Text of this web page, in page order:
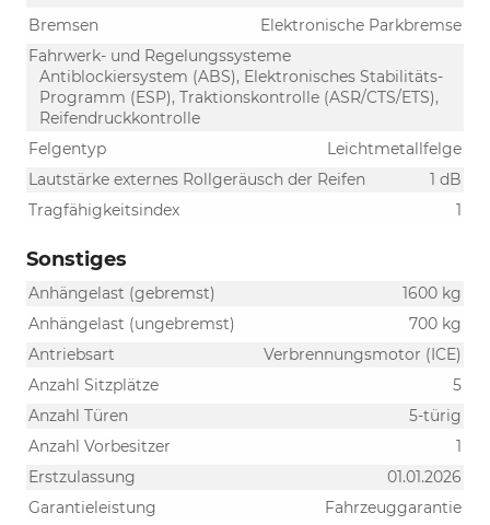
Bremsen
Elektronische Parkbremse
Fahrwerk- und Regelungssysteme
Antiblockiersystem (ABS), Elektronisches Stabilitäts-
Programm (ESP), Traktionskontrolle (ASR/CTS/ETS),
Reifendruckkontrolle
Felgentyp
Leichtmetallfelge
Lautstärke externes Rollgeräusch der Reifen
1 dB
Tragfähigkeitsindex
1
Sonstiges
Anhängelast (gebremst)
1600 kg
Anhängelast (ungebremst)
700 kg
Antriebsart
Verbrennungsmotor (ICE)
Anzahl Sitzplätze
5
Anzahl Türen
5-türig
Anzahl Vorbesitzer
1
Erstzulassung
01.01.2026
Garantieleistung
Fahrzeuggarantie